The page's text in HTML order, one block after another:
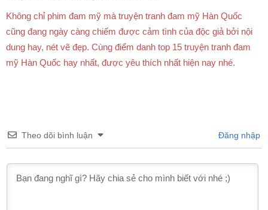
Không chỉ phim đam mỹ mà truyện tranh đam mỹ Hàn Quốc
cũng đang ngày càng chiếm được cảm tình của độc giả bởi nội
dung hay, nét vẽ đẹp. Cùng điểm danh top 15 truyện tranh đam
mỹ Hàn Quốc hay nhất, được yêu thích nhất hiện nay nhé.
Theo dõi bình luận Đăng nhập